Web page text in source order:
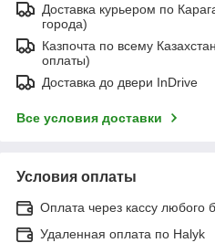
Доставка курьером по
города)
Казпочта по всему
оплаты)
Доставка до двери InDrive
Все условия доставки
Условия оплаты
Оплата через кассу любого
Удаленная оплата по Halyk